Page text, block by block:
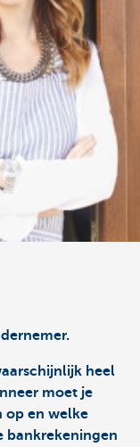
heel
moet je
op en welke
bankrekeningen